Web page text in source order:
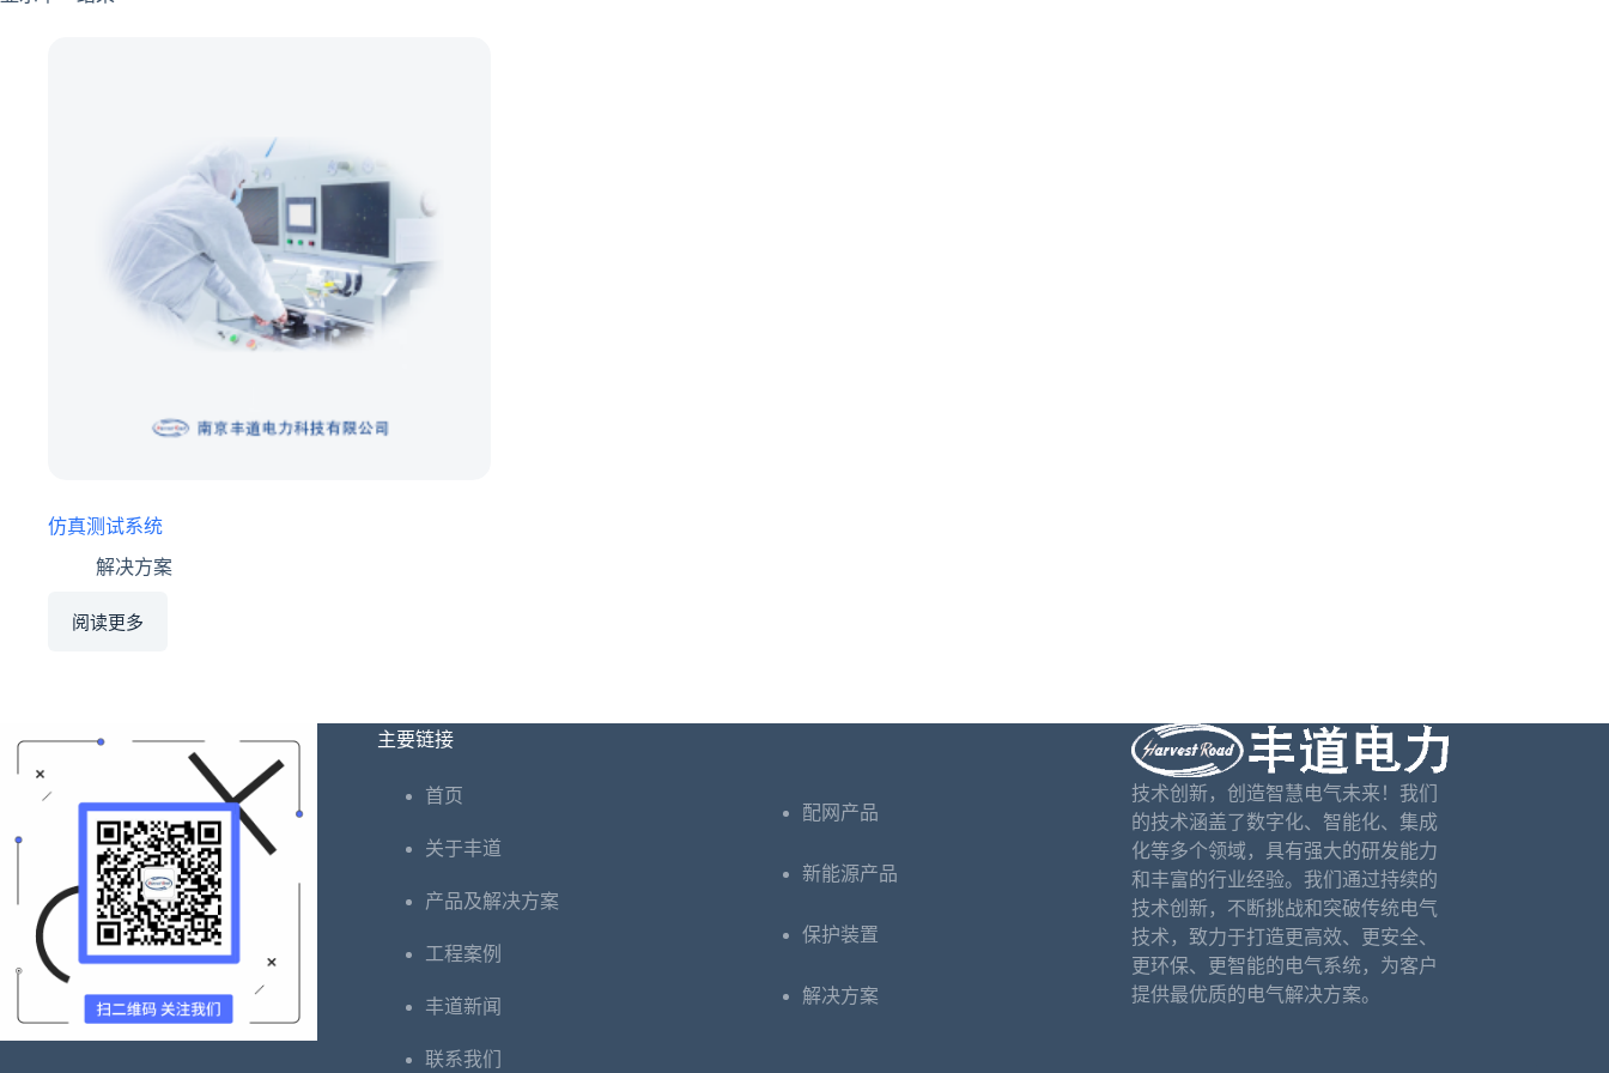
仿真测试系统
解决方案
阅读更多
主要链接
首页
关于丰道
产品及解决方案
工程案例
丰道新闻
联系我们
配网产品
新能源产品
保护装置
解决方案
技术创新，创造智慧电气未来！我们
的技术涵盖了数字化、智能化、集成
化等多个领域，具有强大的研发能力
和丰富的行业经验。我们通过持续的
技术创新，不断挑战和突破传统电气
技术，致力于打造更高效、更安全、
更环保、更智能的电气系统，为客户
提供最优质的电气解决方案。